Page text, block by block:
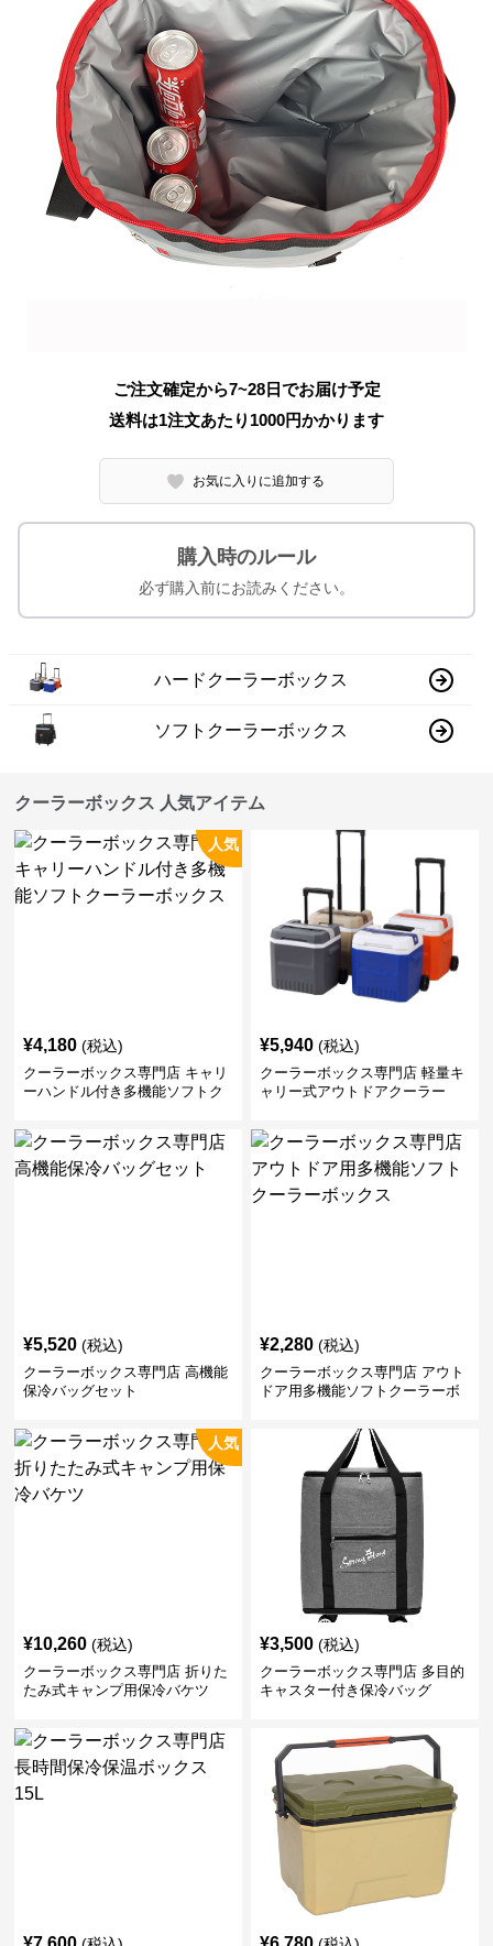
ご注文確定から7~28日でお届け予定
送料は1注文あたり 1000円かかります
お気に入りに追加する
購入時のルール
必ず購入前にお読みください。
ハードクーラーボックス
ソフトクーラーボックス
クーラーボックス 人気アイテム
人気
¥4,180 (税込)
クーラーボックス専門店 キャリ
ーハンドル付き多機能ソフトク
¥5,940 (税込)
クーラーボックス専門店 軽量キ
ャリー式アウトドアクーラー
¥5,520 (税込)
クーラーボックス専門店 高機能
保冷バッグセット
¥2,280 (税込)
クーラーボックス専門店 アウト
ドア用多機能ソフトクーラーボ
人気
¥10,260 (税込)
クーラーボックス専門店 折りた
たみ式キャンプ用保冷バケツ
¥3,500 (税込)
クーラーボックス専門店 多目的
キャスター付き保冷バッグ